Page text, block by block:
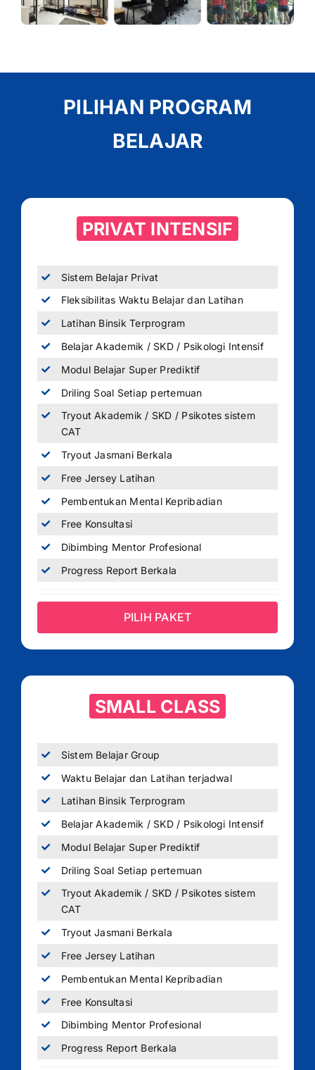
PILIHAN PROGRAM
BELAJAR
PRIVAT INTENSIF
Sistem Belajar Privat
Fleksibilitas Waktu Belajar dan Latihan
Latihan Binsik Terprogram
Belajar Akademik / SKD / Psikologi Intensif
Modul Belajar Super Prediktif
Driling Soal Setiap pertemuan
Tryout Akademik / SKD / Psikotes sistem
CAT
Tryout Jasmani Berkala
Free Jersey Latihan
Pembentukan Mental Kepribadian
Free Konsultasi
Dibimbing Mentor Profesional
Progress Report Berkala
PILIH PAKET
SMALL CLASS
Sistem Belajar Group
Waktu Belajar dan Latihan terjadwal
Latihan Binsik Terprogram
Belajar Akademik / SKD / Psikologi Intensif
Modul Belajar Super Prediktif
Driling Soal Setiap pertemuan
Tryout Akademik / SKD / Psikotes sistem
CAT
Tryout Jasmani Berkala
Free Jersey Latihan
Pembentukan Mental Kepribadian
Free Konsultasi
Dibimbing Mentor Profesional
Progress Report Berkala